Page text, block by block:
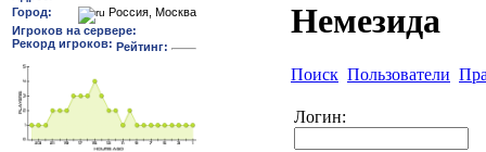
Немезида
Поиск Пользователи
Логин: